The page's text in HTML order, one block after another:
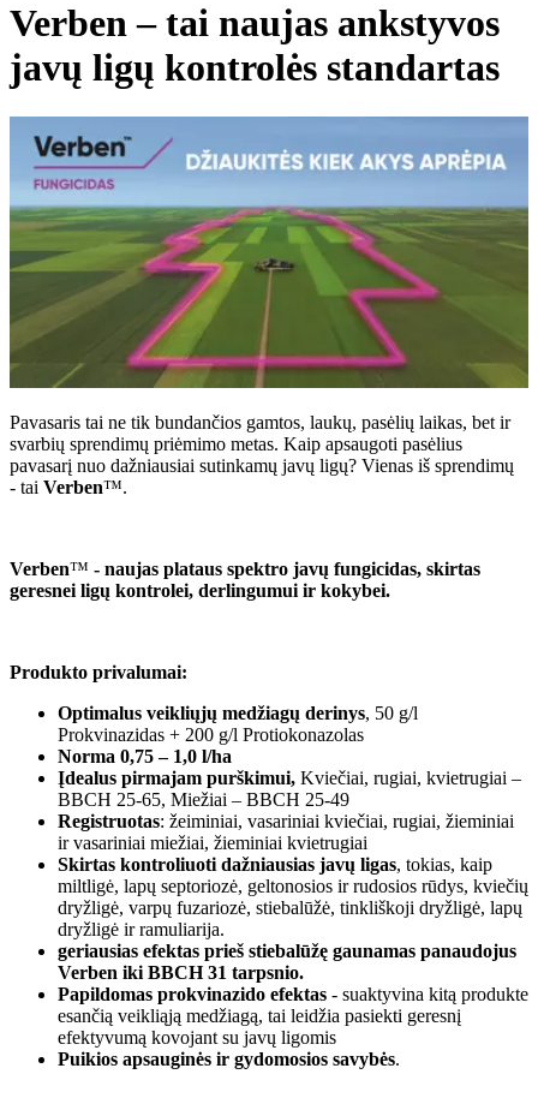
Verben – tai naujas ankstyvos
javų ligų kontrolės standartas
Pavasaris tai ne tik bundančios gamtos, laukų, pasėlių laikas, bet ir
svarbių sprendimų priėmimo metas. Kaip apsaugoti pasėlius
pavasarį nuo dažniausiai sutinkamų javų ligų? Vienas iš sprendimų
- tai Verben™.
Verben™ - naujas plataus spektro javų fungicidas, skirtas
geresnei ligų kontrolei, derlingumui ir kokybei.
Produkto privalumai:
Optimalus veikliųjų medžiagų derinys, 50 g/l
Prokvinazidas + 200 g/l Protiokonazolas
Norma 0,75 – 1,0 l/ha
Įdealus pirmajam purškimui, Kviečiai, rugiai, kvietrugiai –
BBCH 25-65, Miežiai – BBCH 25-49
Registruotas: žeiminiai, vasariniai kviečiai, rugiai, žieminiai
ir vasariniai miežiai, žieminiai kvietrugiai
Skirtas kontroliuoti dažniausias javų ligas, tokias, kaip
miltligė, lapų septoriozė, geltonosios ir rudosios rūdys, kviečių
dryžligė, varpų fuzariozė, stiebalūžė, tinkliškoji dryžligė, lapų
dryžligė ir ramuliarija.
geriausias efektas prieš stiebalūžę gaunamas panaudojus
Verben iki BBCH 31 tarpsnio.
Papildomas prokvinazido efektas - suaktyvina kitą produkte
esančią veikliąją medžiagą, tai leidžia pasiekti geresnį
efektyvumą kovojant su javų ligomis
Puikios apsauginės ir gydomosios savybės.